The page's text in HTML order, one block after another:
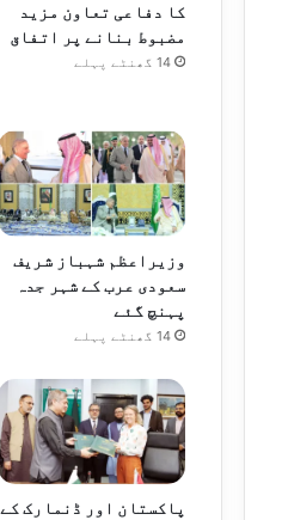
کا دفاعی تعاون مزید
مضبوط بنانے پر اتفاق
14 گھنٹے پہلے
وزیراعظم شہباز شریف
سعودی عرب کے شہر جدہ
پہنچ گئے
14 گھنٹے پہلے
پاکستان اور ڈنمارک کے